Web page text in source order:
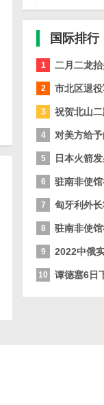
国际排行
1 二月二龙
南老年
2 市北区退
商会与项
3 祝贺北山
4 对美方给
5 日本火箭
频遭火
6 驻南非使
平新时代
7 匈牙利外
短缺问
8 驻南非使
平新时代
9 2022中俄
科举
10 谭德塞6日